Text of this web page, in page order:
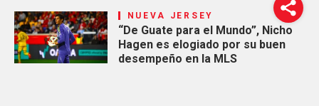
NUEVA JERSEY
“De Guate para el Mundo”, Nicho
Hagen es elogiado por su buen
desempeño en la MLS